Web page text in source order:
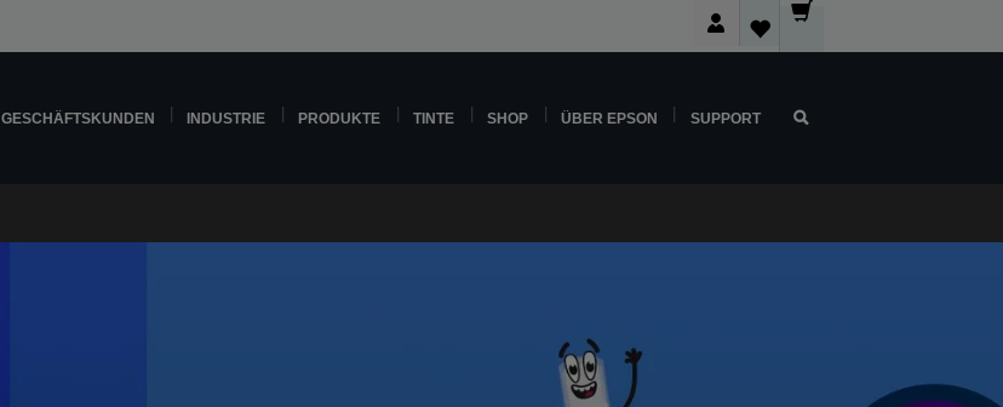
GESCHÄFTSKUNDEN INDUSTRIE PRODUKTE TINTE SHOP ÜBER EPSON SUPPORT